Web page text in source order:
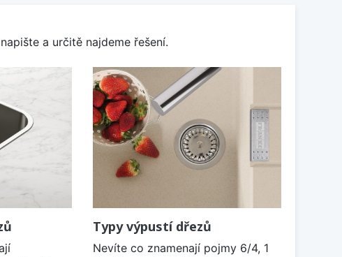
a určitě najdeme řešení.
Typy výpustí dřezů
Nevíte co znamenají pojmy 6/4, 1